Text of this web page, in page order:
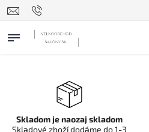
Skladom je naozaj skladom
Skladové zboží dodáme do 1-3